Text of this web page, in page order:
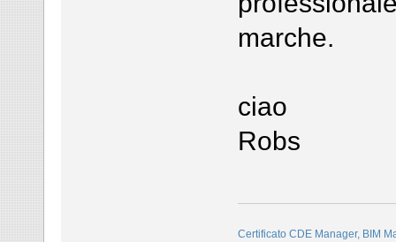
marche.
ciao
Robs
Certificato CDE Manager, BIM